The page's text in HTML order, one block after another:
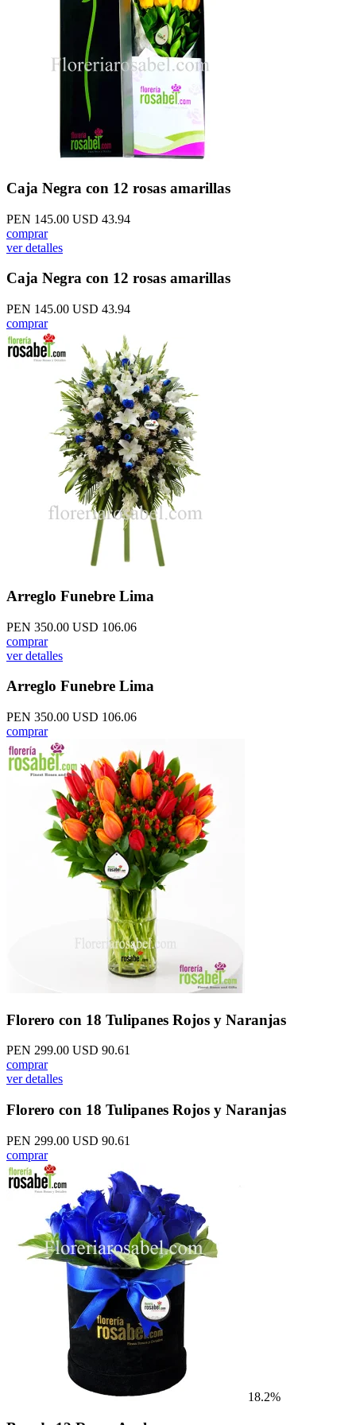
Caja Negra con 12 rosas amarillas
PEN 145.00 USD 43.94
comprar
ver detalles
Caja Negra con 12 rosas amarillas
PEN 145.00 USD 43.94
comprar
Arreglo Funebre Lima
PEN 350.00 USD 106.06
comprar
ver detalles
Arreglo Funebre Lima
PEN 350.00 USD 106.06
comprar
Florero con 18 Tulipanes Rojos y Naranjas
PEN 299.00 USD 90.61
comprar
ver detalles
Florero con 18 Tulipanes Rojos y Naranjas
PEN 299.00 USD 90.61
comprar
18.2%